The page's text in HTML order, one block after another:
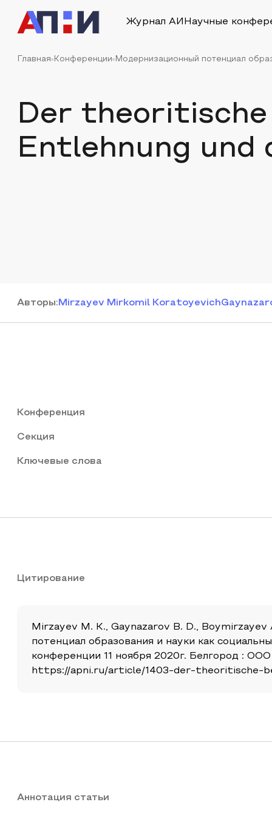
Журнал АИ Научные
Главная Конференции Модернизационный потенциал
Der
Entlehnung und
Авторы: Mirzayev Mirkomil Koratoyevich
Конференция
Секция
Ключевые слова
Цитирование
Mirzayev M. K., Gaynazarov B. D.,
потенциал образования и науки как
конференции 11 ноября 2020г. Белгород :
https://apni.ru/article/1403-der-theoritische-
Аннотация статьи